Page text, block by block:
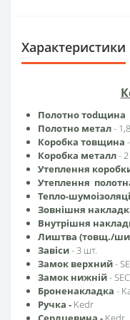
Характеристики
Полотно тоdщина
Полотно метал-
Коробка товщина
Коробка металл-
Утеплення
Утеплення
Тепло-
Зовнішня
Внутрішня
Лиштва (товщ./
Завіси- 3 шт.
Замок верхний-
Замок нижній-
Броненакладка -
Ручка - Kedr